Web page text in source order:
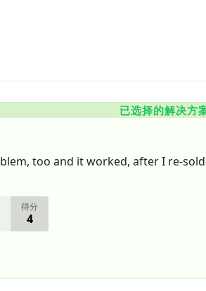
已选择的解决方
too and it worked, after I re-
得分
4